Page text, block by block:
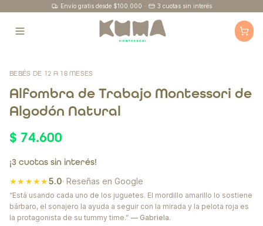
Envío gratis desde $100.000 · 3 cuotas sin interés
BEBÉS DE 12 A 18 MESES
Alfombra de Trabajo Montessori de
Algodón Natural
$ 74.600
¡3 cuotas sin interés!
★★★★★5.0· Reseñas en Google
“Está usando cada uno de los juguetes. El mordillo amarillo lo sostiene
bárbaro, el sonajero la ayuda a seguir con la mirada y la pelota roja es
la protagonista de su tummy time.” — Gabriela.